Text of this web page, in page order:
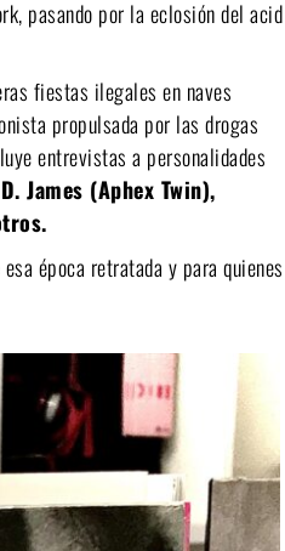
pasando por la eclosión del acid
fiestas ilegales en naves
propulsada por las drogas
entrevistas a personalidades
James (Aphex Twin),
época retratada y para quienes